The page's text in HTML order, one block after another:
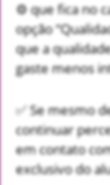
⚙ que fica no
opção
que a
gaste menos
✅ Se mesmo
continuar
em contato
exclusivo do